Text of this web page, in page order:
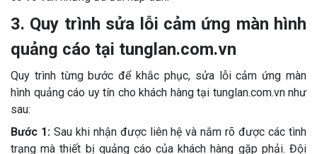
3. Quy trình sửa lỗi cảm ứng màn hình
quảng cáo tại tunglan.com.vn
Quy trình từng bước để khắc phục, sửa lỗi cảm ứng màn
hình quảng cáo uy tín cho khách hàng tại tunglan.com.vn như
sau:
Bước 1:Sau khi nhận được liên hệ và nắm rõ được các tình
trạng mà thiết bị quảng cáo của khách hàng gặp phải. Đội